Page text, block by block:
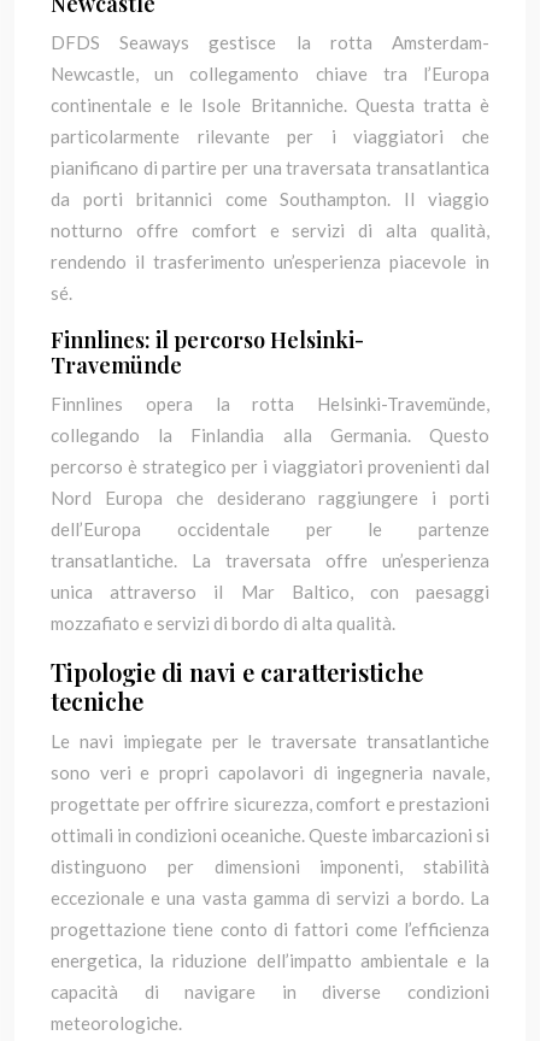
DFDS Seaways gestisce la rotta Amsterdam-
Newcastle, un collegamento chiave tra l’Europa
continentale e le Isole Britanniche. Questa tratta è
particolarmente rilevante per i viaggiatori che
pianificano di partire per una traversata transatlantica
da porti britannici come Southampton. Il viaggio
notturno offre comfort e servizi di alta qualità,
rendendo il trasferimento un’esperienza piacevole in
sé.
Finnlines: il percorso Helsinki-
Travemünde
Finnlines opera la rotta Helsinki-Travemünde,
collegando la Finlandia alla Germania. Questo
percorso è strategico per i viaggiatori provenienti dal
Nord Europa che desiderano raggiungere i porti
dell’Europa occidentale per le partenze
transatlantiche. La traversata offre un’esperienza
unica attraverso il Mar Baltico, con paesaggi
mozzafiato e servizi di bordo di alta qualità.
Tipologie di navi e caratteristiche
tecniche
Le navi impiegate per le traversate transatlantiche
sono veri e propri capolavori di ingegneria navale,
progettate per offrire sicurezza, comfort e prestazioni
ottimali in condizioni oceaniche. Queste imbarcazioni si
distinguono per dimensioni imponenti, stabilità
eccezionale e una vasta gamma di servizi a bordo. La
progettazione tiene conto di fattori come l’efficienza
energetica, la riduzione dell’impatto ambientale e la
capacità di navigare in diverse condizioni
meteorologiche.